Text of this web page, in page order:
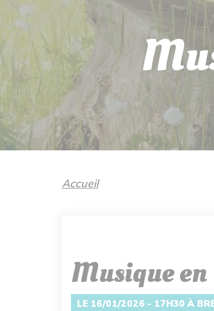
Accueil
Musique
LE 16/01/2026 - 17H30 À